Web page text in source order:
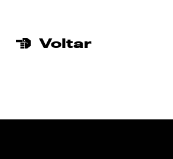
Voltar